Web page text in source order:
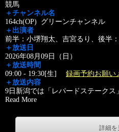
競馬
＋チャンネル名
164ch(OP) グリーンチャンネル
＋出演者
前半：小堺翔太、吉宮るり、後半
＋放送日
2026年08月09日（日）
＋放送時間
09:00 - 19:30[生] 録画予約お願い
＋放送内容
9日新潟では「レパードステーク
Read More
詳細を